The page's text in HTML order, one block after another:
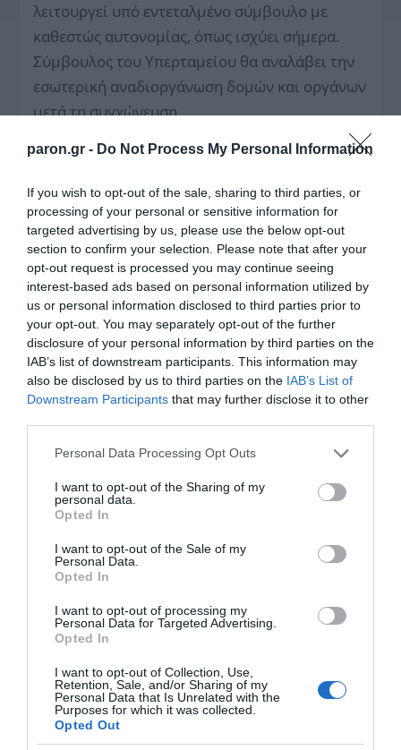
paron.gr - Do Not Process My Personal Information
If you wish to opt-out of the sale, sharing to third parties, or
processing of your personal or sensitive information for
targeted advertising by us, please use the below opt-out
section to confirm your selection. Please note that after your
opt-out request is processed you may continue seeing
interest-based ads based on personal information utilized by
us or personal information disclosed to third parties prior to
your opt-out. You may separately opt-out of the further
disclosure of your personal information by third parties on the
IAB’s list of downstream participants. This information may
also be disclosed by us to third parties on the IAB’s List of
Downstream Participants that may further disclose it to other
Please note that this website/app uses one or more Google
not limited to your visit or usage behaviour. You may click to
grant or deny consent to Google and its third-party tags to
use your data for below specified purposes in below Google
consent section.
Personal Data Processing Opt Outs
I want to opt-out of the Sharing of my
personal data.
Opted In
I want to opt-out of the Sale of my
Personal Data.
Opted In
I want to opt-out of processing my
Personal Data for Targeted Advertising.
Opted In
I want to opt-out of Collection, Use,
Retention, Sale, and/or Sharing of my
Personal Data that Is Unrelated with the
Purposes for which it was collected.
Opted Out
λειτουργεί υπό εντεταλμένο σύμβουλο με
καθεστώς αυτονομίας, όπως ισχύει σήμερα.
Σύμβουλος του Υπερταμείου θα αναλάβει την
εσωτερική αναδιοργάνωση δομών και οργάνων
μετά τη συγχώνευση.
Δημιουργείται το νέο Εθνικό Επενδυτικό
Για τη δημιουργία του Ταμείου, το Υπερταμείο
θα διαθέσει 300 εκατομμύρια ευρώ, δηλαδή το
ήμισυ του ποσού που θα εισπράξει από την
επαναμεταβίβαση των μετοχών της ΕΥΔΑΠ και
της ΕΥΑΘ στο Δημόσιο. Δημιουργείται έτσι ένα
επενδυτικό εργαλείο, αντίστοιχο με εκείνα που
λειτουργούν στις περισσότερες χώρες της
Ευρωπαϊκής Ένωσης το οποίο θα παρέχει
κίνητρα για αναπτυξιακές πρωτοβουλίες
επαρκώς από τους σημερινούς επενδυτές αλλά
έχουν προστιθέμενη αξία για την οικονομία.
Τα βασικά χαρακτηριστικά του
προσδιορίζονται στο προτεινόμενο σχέδιο
νόμου: